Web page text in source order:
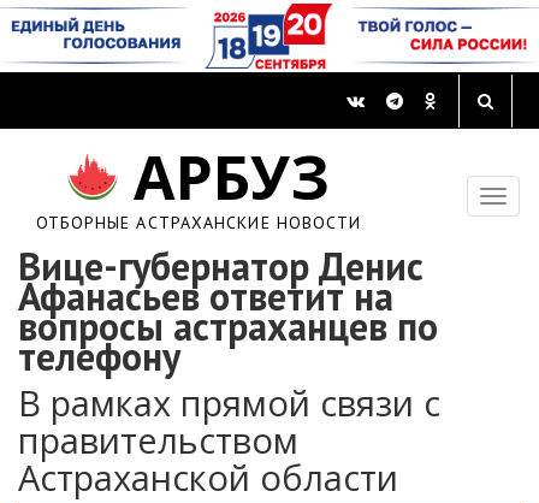
АРБУЗ
ОТБОРНЫЕ АСТРАХАНСКИЕ НОВОСТИ
Вице-губернатор Денис
Афанасьев ответит на
вопросы астраханцев по
телефону
В рамках прямой связи с
правительством
Астраханской области